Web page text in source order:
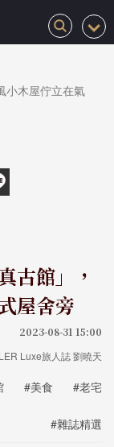
小木屋佇立在氣
古館」，
屋舍旁
2023-08-31 15:00
Luxe旅人誌 劉曉天
#美食 #老宅
#雜誌精選